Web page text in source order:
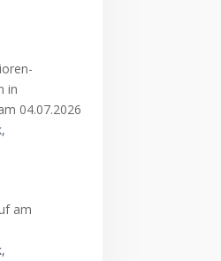
in
04.07.2026
am